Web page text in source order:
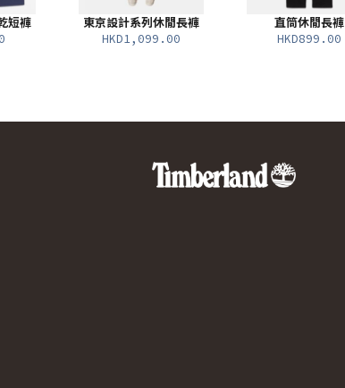
短褲
東京設計系列休閒長褲
HKD1,099.00
直筒休閒長褲
HKD899.00